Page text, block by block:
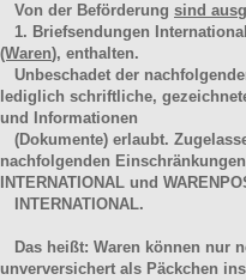
Von der Beförderung sind
1. Briefsendungen
(Waren), enthalten.
Unbeschadet der
lediglich schriftliche,
und Informationen
(Dokumente) erlaubt.
nachfolgenden
INTERNATIONAL und
INTERNATIONAL.
Das heißt: Waren können nur
unverversichert als Päckchen